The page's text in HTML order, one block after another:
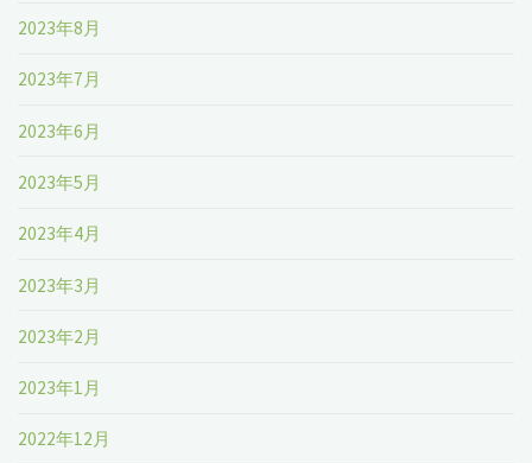
2023年8月
2023年7月
2023年6月
2023年5月
2023年4月
2023年3月
2023年2月
2023年1月
2022年12月